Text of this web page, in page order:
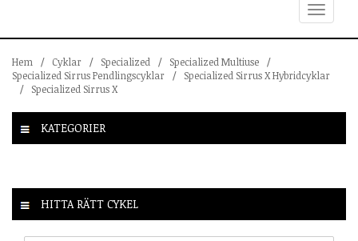
Toggle
navigation
Hem / Cyklar / Specialized / Specialized Multiuse
/
Specialized Sirrus Pendlingscyklar
/
Specialized Sirrus X Hybridcyklar
/
Specialized Sirrus X
KATEGORIER
HITTA RÄTT CYKEL